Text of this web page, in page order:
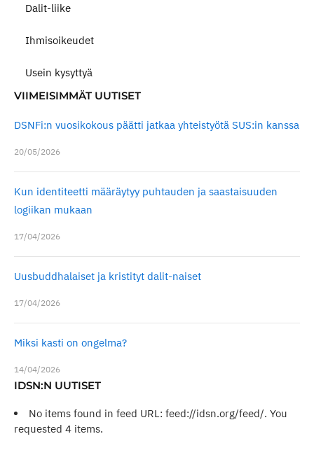
Dalit-liike
Ihmisoikeudet
Usein kysyttyä
VIIMEISIMMÄT UUTISET
DSNFi:n vuosikokous päätti jatkaa yhteistyötä SUS:in kanssa
20/05/2026
Kun identiteetti määräytyy puhtauden ja saastaisuuden
logiikan mukaan
17/04/2026
Uusbuddhalaiset ja kristityt dalit-naiset
17/04/2026
Miksi kasti on ongelma?
14/04/2026
IDSN:N UUTISET
No items found in feed URL: feed://idsn.org/feed/. You
requested 4 items.